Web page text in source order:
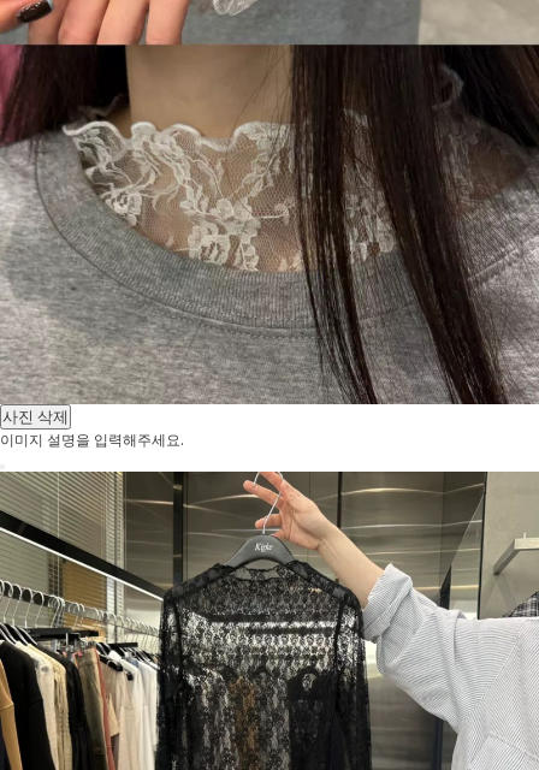
사진 삭제
이미지 설명을 입력해주세요.